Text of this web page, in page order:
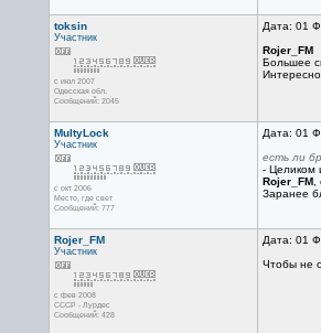
toksin
Участник
с июл 2007
Одесская обл.
Сообщений: 2045
Дата: 01
Rojer_FM
Большее
MultyLock
Участник
с окт 2006
Место, где свет
Сообщений: 777
Дата: 01
есть ли
- Целиком
Rojer_FM,
Заранее
Rojer_FM
Участник
с фев 2008
СССР - Лурдес
Сообщений: 428
Дата: 01
Чтобы не